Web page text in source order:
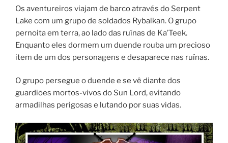
Os aventureiros viajam de barco através do Serpent
Lake com um grupo de soldados Rybalkan. O grupo
pernoita em terra, ao lado das ruínas de Ka’Teek.
Enquanto eles dormem um duende rouba um precioso
item de um dos personagens e desaparece nas ruínas.
O grupo persegue o duende e se vê diante dos
guardiões mortos-vivos do Sun Lord, evitando
armadilhas perigosas e lutando por suas vidas.